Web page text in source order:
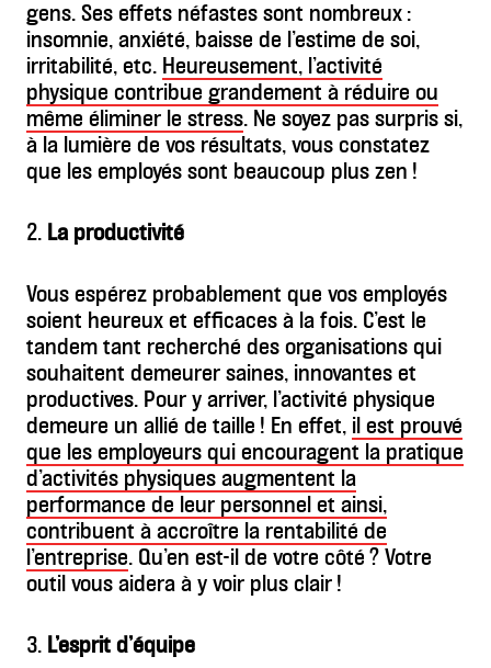
gens. Ses effets néfastes sont nombreux :
insomnie, anxiété, baisse de l’estime de soi,
irritabilité, etc. Heureusement, l’activité
physique contribue grandement à réduire ou
même éliminer le stress. Ne soyez pas surpris si,
à la lumière de vos résultats, vous constatez
que les employés sont beaucoup plus zen !
2. La productivité
Vous espérez probablement que vos employés
soient heureux et efficaces à la fois. C’est le
tandem tant recherché des organisations qui
souhaitent demeurer saines, innovantes et
productives. Pour y arriver, l’activité physique
demeure un allié de taille ! En effet, il est prouvé
que les employeurs qui encouragent la pratique
d’activités physiques augmentent la
performance de leur personnel et ainsi,
contribuent à accroître la rentabilité de
l’entreprise. Qu’en est-il de votre côté ? Votre
outil vous aidera à y voir plus clair !
3. L’esprit d’équipe